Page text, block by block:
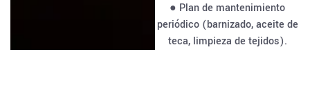
● Plan de mantenimiento
periódico (barnizado, aceite de
teca, limpieza de tejidos).